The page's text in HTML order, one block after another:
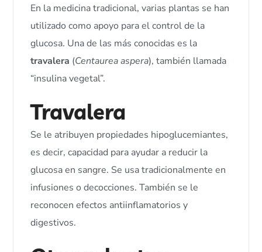
En la medicina tradicional, varias plantas se han
utilizado como apoyo para el control de la
glucosa. Una de las más conocidas es la
travalera (Centaurea aspera), también llamada
“insulina vegetal”.
Travalera
Se le atribuyen propiedades hipoglucemiantes,
es decir, capacidad para ayudar a reducir la
glucosa en sangre. Se usa tradicionalmente en
infusiones o decocciones. También se le
reconocen efectos antiinflamatorios y
digestivos.